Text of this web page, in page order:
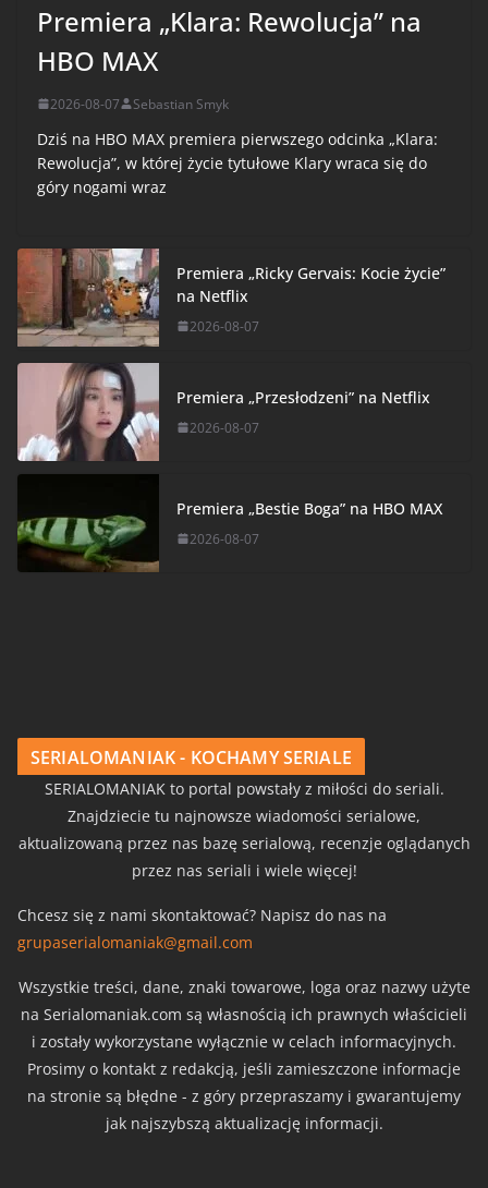
Premiera „Klara: Rewolucja” na
HBO MAX
2026-08-07 Sebastian Smyk
Dziś na HBO MAX premiera pierwszego odcinka „Klara:
Rewolucja”, w której życie tytułowe Klary wraca się do
góry nogami wraz
Premiera „Ricky Gervais: Kocie życie”
na Netflix
2026-08-07
Premiera „Przesłodzeni” na Netflix
2026-08-07
Premiera „Bestie Boga” na HBO MAX
2026-08-07
SERIALOMANIAK - KOCHAMY SERIALE
SERIALOMANIAK to portal powstały z miłości do seriali.
Znajdziecie tu najnowsze wiadomości serialowe,
aktualizowaną przez nas bazę serialową, recenzje oglądanych
przez nas seriali i wiele więcej!
Chcesz się z nami skontaktować? Napisz do nas na
grupaserialomaniak@gmail.com
Wszystkie treści, dane, znaki towarowe, loga oraz nazwy użyte
na Serialomaniak.com są własnością ich prawnych właścicieli
i zostały wykorzystane wyłącznie w celach informacyjnych.
Prosimy o kontakt z redakcją, jeśli zamieszczone informacje
na stronie są błędne - z góry przepraszamy i gwarantujemy
jak najszybszą aktualizację informacji.